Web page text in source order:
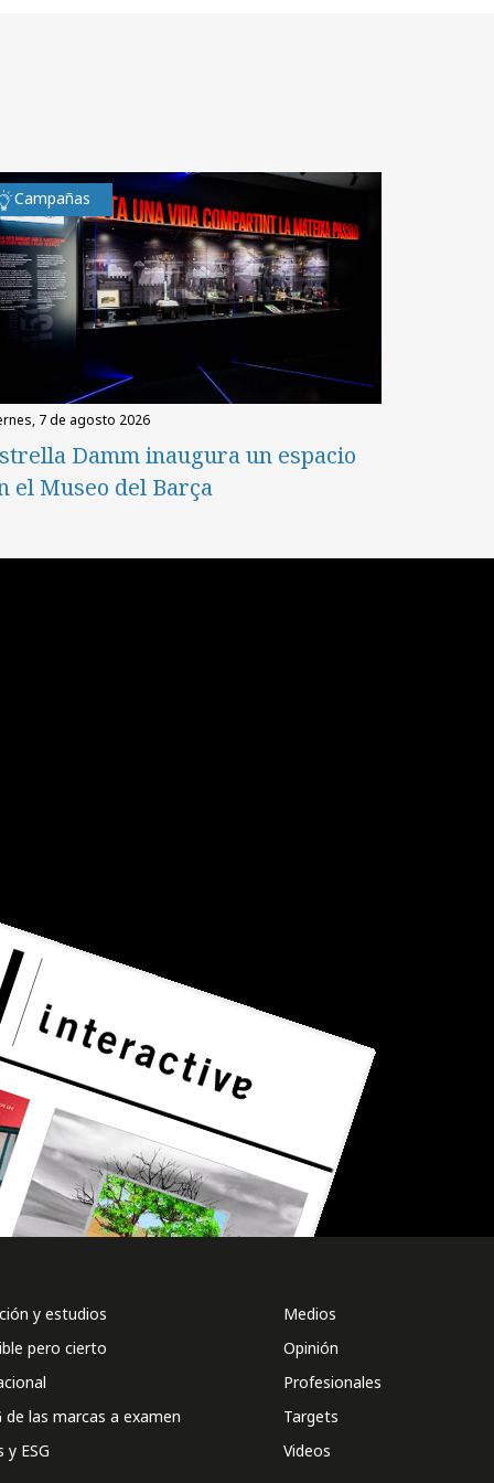
Campañas
7 de agosto 2026
Damm inaugura un espacio
el Museo del Barça
y estudios
pero cierto
de las marcas a examen
y ESG
Medios
Opinión
Profesionales
Targets
Videos